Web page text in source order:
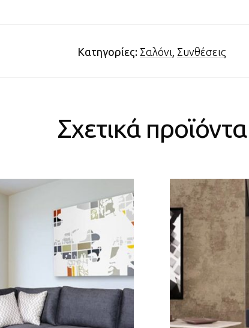
Κατηγορίες: Σαλόνι Συνθέσεις
Σχετικά προϊόντα